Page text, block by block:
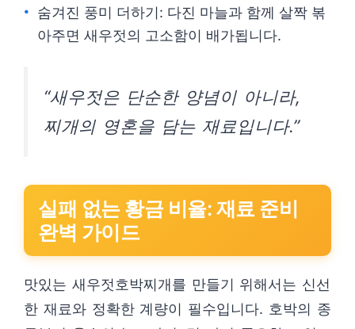
숨겨진 풍미 더하기: 다진 마늘과 함께 살짝 볶
아주면 새우젓의 고소함이 배가됩니다.
“새우젓은 단순한 양념이 아니라,
찌개의 영혼을 담는 재료입니다.”
실패 없는 황금 비율: 재료 준비
완벽 가이드
맛있는 새우젓호박찌개를 만들기 위해서는 신선
한 재료와 정확한 계량이 필수입니다. 호박의 종